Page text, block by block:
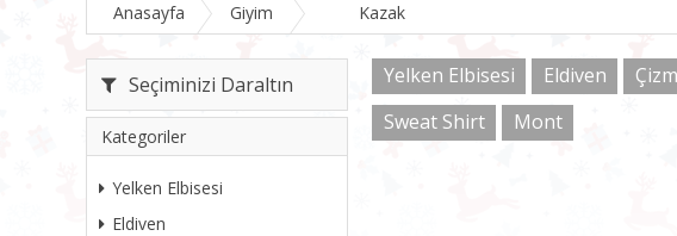
Anasayfa Giyim Kazak
Seçiminizi Daraltın
Kategoriler
Yelken Elbisesi
Eldiven
Yelken Elbisesi Eldiven
Sweat Shirt
Mont